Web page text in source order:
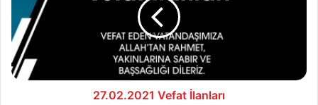
27.02.2021 Vefat İlanları